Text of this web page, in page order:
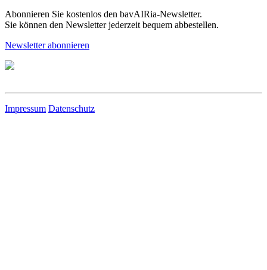
Abonnieren Sie kostenlos den bavAIRia-Newsletter.
Sie können den Newsletter jederzeit bequem abbestellen.
Newsletter abonnieren
Impressum Datenschutz